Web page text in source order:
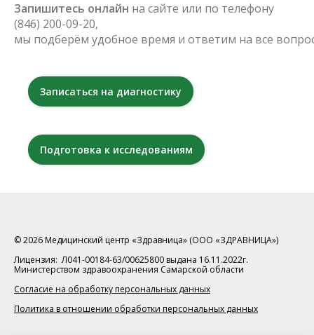
Запишитесь онлайн на сайте или по телефону
(846) 200-09-20,
мы подберём удобное время и ответим на все
Записаться на диагностику
Подготовка к исследованиям
© 2026 Медицинский центр «Здравница» (ООО «ЗДРАВНИЦА»)
Лицензия: Л041-00184-63/00625800 выдана 16.11.2022г.
Министерством здравоохранения Самарской области
Согласие на обработку персональных данных
Политика в отношении обработки персональных данных